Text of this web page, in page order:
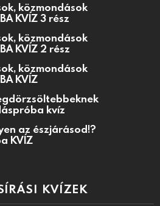
közmondások
KVÍZ 3 rész
közmondások
KVÍZ 2 rész
közmondások
KVÍZ
kvíz
az észjárásod!?
KVÍZ
KVÍZEK